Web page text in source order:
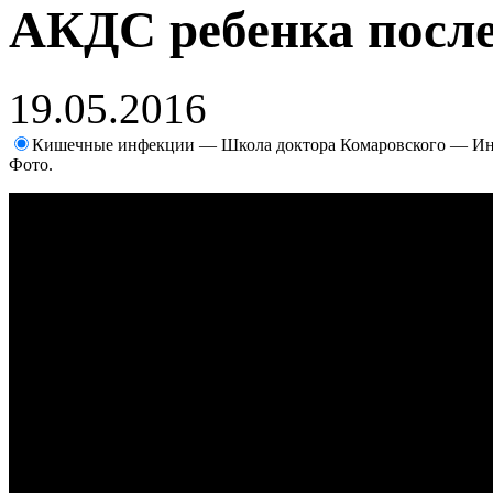
АКДС ребенка
19.05.2016
Кишечные инфекции — Школа доктора Комаровского —
Фото.